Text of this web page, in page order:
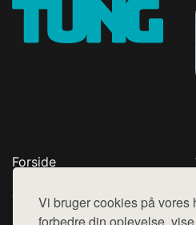
Vi bruger cookies på vores
Forside
Top Rabatter
Kontakt